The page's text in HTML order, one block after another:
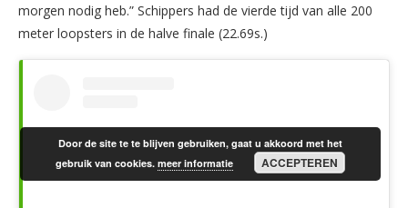
morgen nodig heb.” Schippers had de vierde tijd van alle 200
meter loopsters in de halve finale (22.69s.)
Door de site te te blijven gebruiken, gaat u akkoord met het
gebruik van cookies.meer informatie ACCEPTEREN